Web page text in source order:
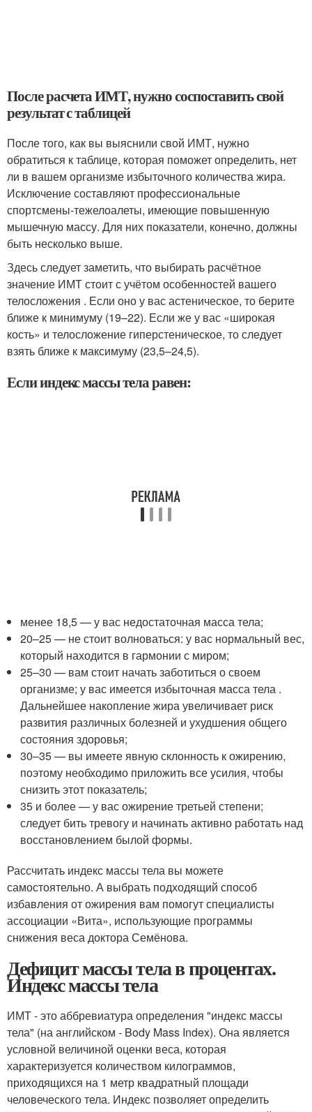
После расчета ИМТ, нужно соспоставить свой
результат с таблицей
После того, как вы выяснили свой ИМТ, нужно
обратиться к таблице, которая поможет определить, нет
ли в вашем организме избыточного количества жира.
Исключение составляют профессиональные
спортсмены-тежелоалеты, имеющие повышенную
мышечную массу. Для них показатели, конечно, должны
быть несколько выше.
Здесь следует заметить, что выбирать расчётное
значение ИМТ стоит с учётом особенностей вашего
телосложения . Если оно у вас астеническое, то берите
ближе к минимуму (19–22). Если же у вас «широкая
кость» и телосложение гиперстеническое, то следует
взять ближе к максимуму (23,5–24,5).
Если индекс массы тела равен:
менее 18,5 — у вас недостаточная масса тела;
20–25 — не стоит волноваться: у вас нормальный вес,
который находится в гармонии с миром;
25–30 — вам стоит начать заботиться о своем
организме; у вас имеется избыточная масса тела .
Дальнейшее накопление жира увеличивает риск
развития различных болезней и ухудшения общего
состояния здоровья;
30–35 — вы имеете явную склонность к ожирению,
поэтому необходимо приложить все усилия, чтобы
снизить этот показатель;
35 и более — у вас ожирение третьей степени;
следует бить тревогу и начинать активно работать над
восстановлением былой формы.
Рассчитать индекс массы тела вы можете
самостоятельно. А выбрать подходящий способ
избавления от ожирения вам помогут специалисты
ассоциации «Вита», использующие программы
снижения веса доктора Семёнова.
Дефицит массы тела в процентах.
Индекс массы тела
ИМТ - это аббревиатура определения "индекс массы
тела" (на английском - Body Mass Index). Она является
условной величиной оценки веса, которая
характеризуется количеством килограммов,
приходящихся на 1 метр квадратный площади
человеческого тела. Индекс позволяет определить